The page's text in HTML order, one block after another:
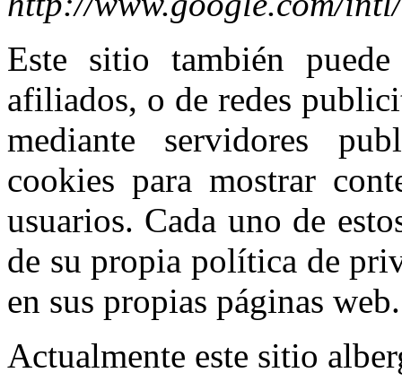
Este sitio también
afiliados, o de redes
mediante servidores
cookies para mostrar
usuarios. Cada uno de
de su propia política de
en sus propias páginas web.
Actualmente este sitio